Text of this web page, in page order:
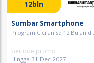
12bln
Sumbar Smartphone
Program Cicilan sd 12 Bulan di...
periode promo
Hingga 31 Dec 2027